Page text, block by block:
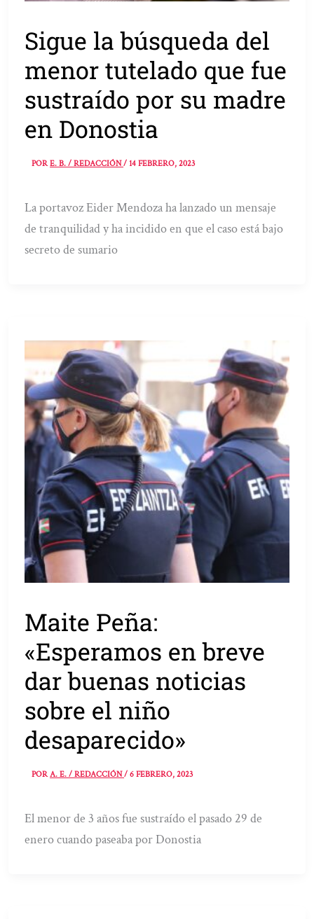
Sigue la búsqueda del
menor tutelado que fue
sustraído por su madre
en Donostia
PORE. B. / REDACCIÓN/14 FEBRERO, 2023
La portavoz Eider Mendoza ha lanzado un mensaje
de tranquilidad y ha incidido en que el caso está bajo
secreto de sumario
Maite Peña:
«Esperamos en breve
dar buenas noticias
sobre el niño
desaparecido»
PORA. E. / REDACCIÓN/6 FEBRERO, 2023
El menor de 3 años fue sustraído el pasado 29 de
enero cuando paseaba por Donostia